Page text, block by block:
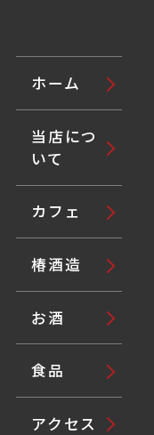
ホーム
当店につ
いて
カフェ
椿酒造
お酒
食品
アクセス